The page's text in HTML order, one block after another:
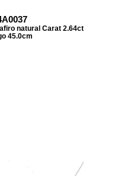
natural Carat 2.64ct
45.0cm